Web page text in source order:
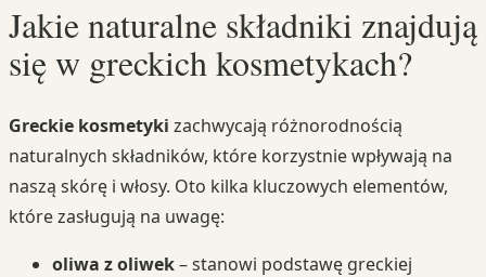
Jakie naturalne składniki znajdują
się w greckich kosmetykach?
Greckie kosmetyki zachwycają różnorodnością
naturalnych składników, które korzystnie wpływają na
naszą skórę i włosy. Oto kilka kluczowych elementów,
które zasługują na uwagę:
oliwa z oliwek– stanowi podstawę greckiej